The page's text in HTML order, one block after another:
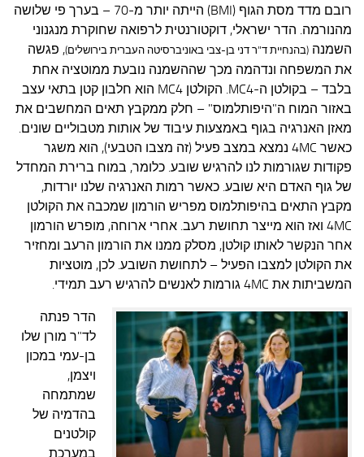
רובם מדד מסת הגוף (BMI) הייתה יותר מ-70 – בערך פי שלושה
מהנורמה. הדר ישראלי, דוקטורנטית לרפואה שחוקרת מנגנוני
השמנה (בהנחיית ד"ר דני בן-צבי באוניברסיטה העברית בירושלים), פגשה
את המשפחה ונדהמה מכך שההשמנה נובעת ממוטציה אחת
בלבד – בקולטן ה-MC4. הקולטן MC4 הוא חלבון קטן בתאי עצב
באזור המוח ה"היפותלמוס" – חלק ממקבץ תאים המחשבים את
מאזן האנרגיה בגוף באמצעות עיבוד של אותות מטבוליים שונים.
כאשר 4MC נמצא במצב פעיל (זה מצבו הטבעי), הוא משגר
פקודות שגורמות לנו להרגיש שובע. כלומר, במוח ברירת המחדל
של גוף האדם היא שובע. כאשר רמות האנרגיה שלנו יורדות,
מקבץ התאים בהיפותלמוס מפריש הורמון שמכבה את הקולטן
4MC ואז הוא מייצר תחושת רעב. אחרי ארוחה, מופרש הורמון
אחר הנקשר לאותו קולטן, מסלק ממנו את הורמון הרעב ומחזיר
את הקולטן למצבו הפעיל – לתחושת השובע. לכן, מוטציות
המשביתות את 4MC גורמות לאנשים להרגיש רעב תמידי.
הדר פנתה
לד"ר מורן שלו
בן-עמי במכון
ויצמן,
שמתמחה
בהדמיה של
קולטנים
במערכת